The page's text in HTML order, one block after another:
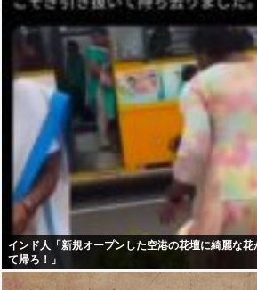
インド人「新規オープンした空港の花壇に綺麗な
て帰ろ！」